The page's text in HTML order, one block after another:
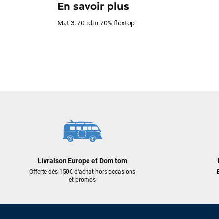
En savoir plus
Mat 3.70 rdm 70% flextop
Livraison Europe et Dom tom
Offerte dès 150€ d'achat hors occasions
et promos